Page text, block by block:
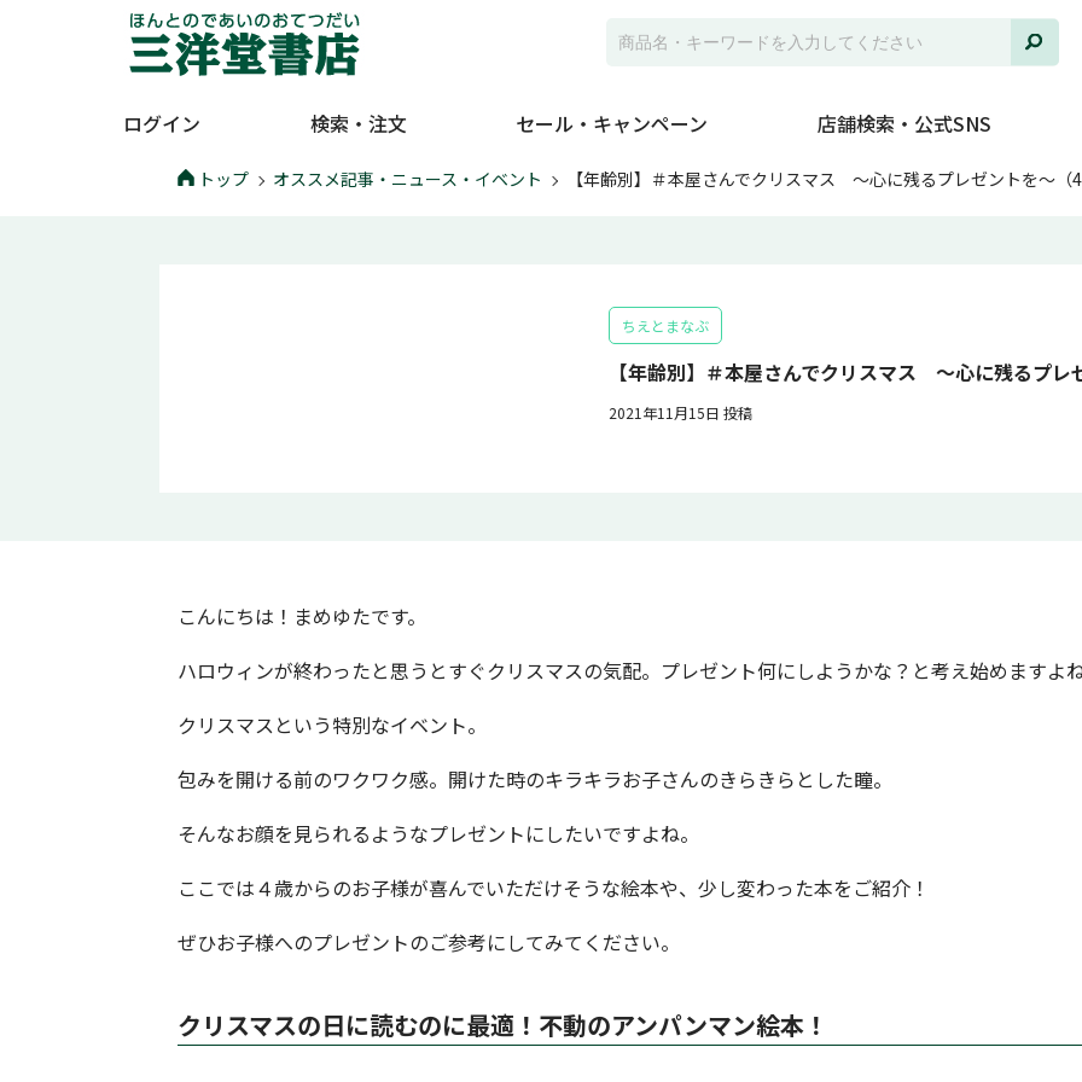
ログイン 検索・注文 セール・キャンペーン 店舗検索・公式SNS
トップ オススメ記事・ニュース・イベント 【年齢別】＃本屋さんでクリスマス ～心に残るプレゼントを～（
ちえとまなぶ
【年齢別】＃本屋さんでクリスマス ～心に残るプレ
2021年11月15日 投稿
こんにちは！まめゆたです。
ハロウィンが終わったと思うとすぐクリスマスの気配。プレゼント何にしようかな？と考え始めますよ
クリスマスという特別なイベント。
包みを開ける前のワクワク感。開けた時のキラキラお子さんのきらきらとした瞳。
そんなお顔を見られるようなプレゼントにしたいですよね。
ここでは４歳からのお子様が喜んでいただけそうな絵本や、少し変わった本をご紹介！
ぜひお子様へのプレゼントのご参考にしてみてください。
クリスマスの日に読むのに最適！不動のアンパンマン絵本！